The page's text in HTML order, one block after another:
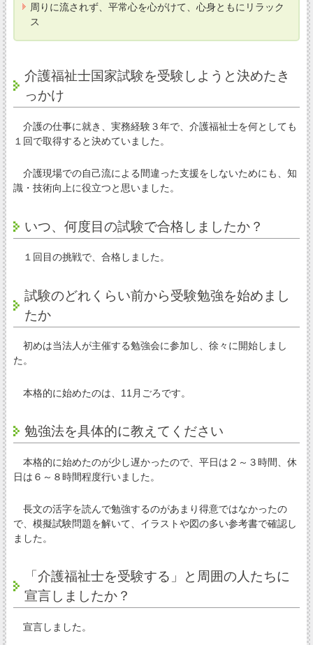
周りに流されず、平常心を心がけて、心身ともにリラック
ス
介護福祉士国家試験を受験しようと決めたき
っかけ
介護の仕事に就き、実務経験３年で、介護福祉士を何としても
１回で取得すると決めていました。
介護現場での自己流による間違った支援をしないためにも、知
識・技術向上に役立つと思いました。
いつ、何度目の試験で合格しましたか？
１回目の挑戦で、合格しました。
試験のどれくらい前から受験勉強を始めまし
たか
初めは当法人が主催する勉強会に参加し、徐々に開始しまし
た。
本格的に始めたのは、11月ごろです。
勉強法を具体的に教えてください
本格的に始めたのが少し遅かったので、平日は２～３時間、休
日は６～８時間程度行いました。
長文の活字を読んで勉強するのがあまり得意ではなかったの
で、模擬試験問題を解いて、イラストや図の多い参考書で確認し
ました。
「介護福祉士を受験する」と周囲の人たちに
宣言しましたか？
宣言しました。